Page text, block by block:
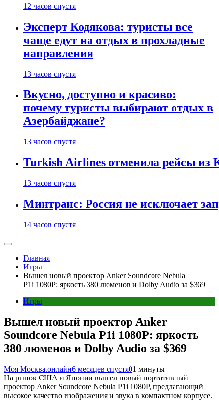
12 часов спустя
Эксперт Кодякова: туристы все
чаще едут на отдых в прохладные
направления
13 часов спустя
Вкусно, доступно и красиво:
почему туристы выбирают отдых в
Азербайджане?
13 часов спустя
Turkish Airlines отменила рейсы из
13 часов спустя
Минтранс: Россия не исключает
14 часов спустя
Главная
Игры
Вышел новый проектор Anker Soundcore Nebula
P1i 1080P: яркость 380 люменов и Dolby Audio за $369
Игры
Вышел новый проектор Anker
Soundcore Nebula P1i 1080P: яркость
380 люменов и Dolby Audio за $369
Моя Москва.онлайн6 месяцев спустя01 минуты
На рынок США и Японии вышел новый портативный
проектор Anker Soundcore Nebula P1i 1080P, предлагающий
высокое качество изображения и звука в компактном корпусе.